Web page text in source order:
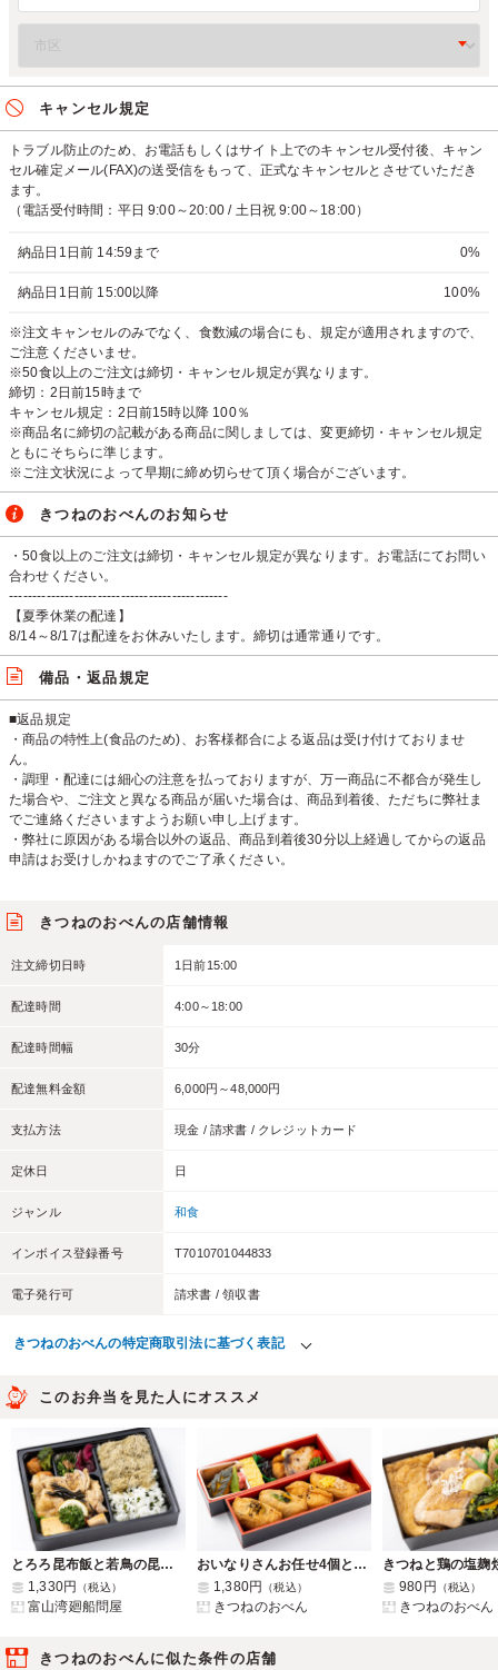
キャンセル規定
トラブル防止のため、お電話もしくはサイト上でのキャンセル受付後、キャン
セル確定メール(FAX)の送受信をもって、正式なキャンセルとさせていただき
ます。
（電話受付時間：平日 9:00～20:00 / 土日祝 9:00～18:00）
納品日1日前 14:59まで 0%
納品日1日前 15:00以降 100%
※注文キャンセルのみでなく、食数減の場合にも、規定が適用されますので、
ご注意くださいませ。
※50食以上のご注文は締切・キャンセル規定が異なります。
締切：2日前15時まで
キャンセル規定：2日前15時以降 100％
※商品名に締切の記載がある商品に関しましては、変更締切・キャンセル規定
ともにそちらに準じます。
※ご注文状況によって早期に締め切らせて頂く場合がございます。
きつねのおべんのお知らせ
・50食以上のご注文は締切・キャンセル規定が異なります。お電話にてお問い
合わせください。
-----------------------------------------------
【夏季休業の配達】
8/14～8/17は配達をお休みいたします。締切は通常通りです。
備品・返品規定
■返品規定
・商品の特性上(食品のため)、お客様都合による返品は受け付けておりませ
ん。
・調理・配達には細心の注意を払っておりますが、万一商品に不都合が発生し
た場合や、ご注文と異なる商品が届いた場合は、商品到着後、ただちに弊社ま
でご連絡くださいますようお願い申し上げます。
・弊社に原因がある場合以外の返品、商品到着後30分以上経過してからの返品
申請はお受けしかねますのでご了承ください。
きつねのおべんの店舗情報
注文締切日時 1日前15:00
配達時間 4:00～18:00
配達時間幅 30分
配達無料金額 6,000円～48,000円
支払方法 現金 / 請求書 / クレジットカード
定休日 日
ジャンル 和食
インボイス登録番号 T7010701044833
電子発行可 請求書 / 領収書
きつねのおべんの特定商取引法に基づく表記
このお弁当を見た人にオススメ
とろろ昆布飯と若鳥の昆布締め焼
1,330円
（税込）
富山湾廻船問屋
おいなりさんお任せ4個と選べるお魚のお惣菜セット
1,380円
（税込）
きつねのおべん
きつねと鶏の塩麹
980円
（税込）
きつねのおべん
きつねのおべんに似た条件の店舗